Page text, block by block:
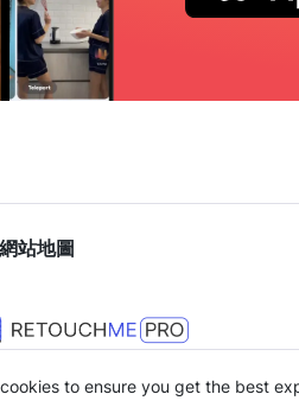
網站地圖
to ensure you get the best